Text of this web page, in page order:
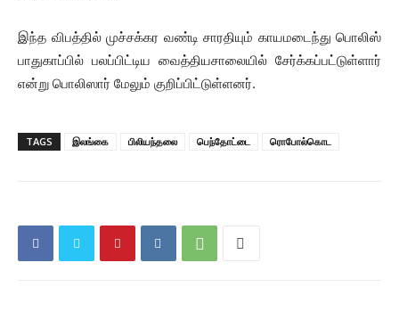
இந்த விபத்தில் முச்சக்கர வண்டி சாரதியும் காயமடைந்து பொலிஸ்
பாதுகாப்பில் பலப்பிட்டிய வைத்தியசாலையில் சேர்க்கப்பட்டுள்ளார்
என்று பொலிஸார் மேலும் குறிப்பிட்டுள்ளனர்.
TAGS இலங்கை பிலியந்தலை பெந்தோட்டை ரொபோல்கொட